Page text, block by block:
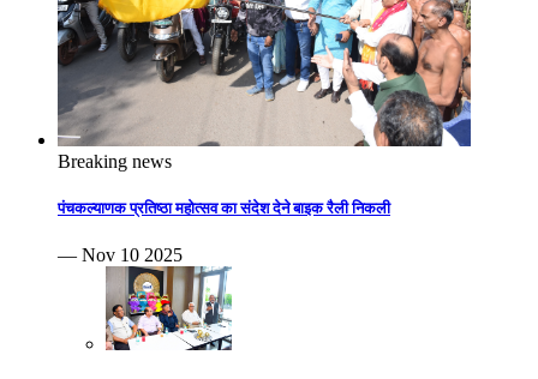
Breaking news
पंचकल्याणक प्रतिष्ठा महोत्सव का संदेश देने बाइक रैली निकली
— Nov 10 2025